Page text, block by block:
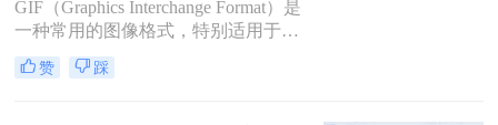
GIF（Graphics Interchange Format）是
一种常用的图像格式，特别适用于网
络上的动画和图标。然而，GIF文件
有时会非常大，这不仅会拖慢网页加
赞 踩